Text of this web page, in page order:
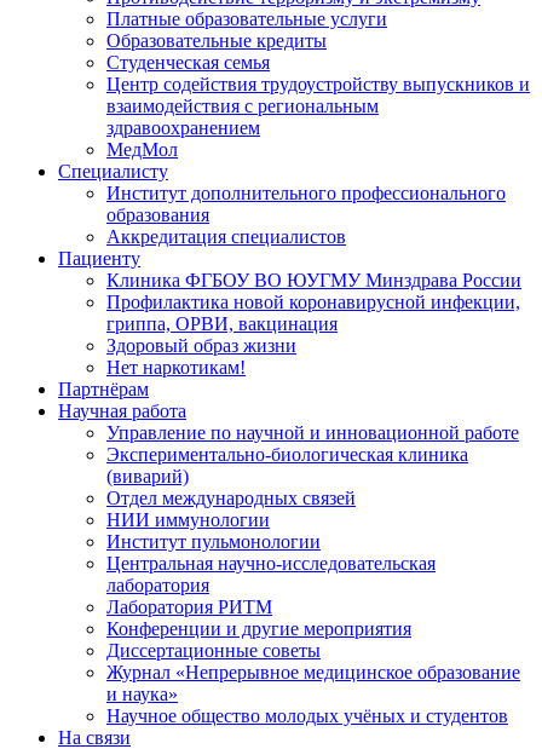
Платные образовательные услуги
Образовательные кредиты
Студенческая семья
Центр содействия трудоустройству выпускников и
взаимодействия с региональным
здравоохранением
МедМол
Специалисту
Институт дополнительного профессионального
образования
Аккредитация специалистов
Пациенту
Клиника ФГБОУ ВО ЮУГМУ Минздрава России
Профилактика новой коронавирусной инфекции,
гриппа, ОРВИ, вакцинация
Здоровый образ жизни
Нет наркотикам!
Партнёрам
Научная работа
Управление по научной и инновационной работе
Экспериментально-биологическая клиника
(виварий)
Отдел международных связей
НИИ иммунологии
Институт пульмонологии
Центральная научно-исследовательская
лаборатория
Лаборатория РИТМ
Конференции и другие мероприятия
Диссертационные советы
Журнал «Непрерывное медицинское образование
и наука»
Научное общество молодых учёных и студентов
На связи